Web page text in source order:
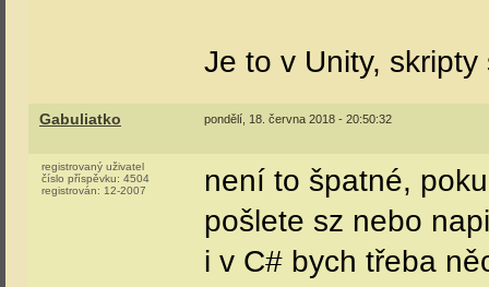
Je to v Unity, skripty
Gabuliatko pondělí, 18. června 2018 - 20:50:32
registrovaný uživatel
číslo příspěvku: 4504
registrován: 12-2007
není to špatné,
pošlete sz nebo
i v C# bych třeba